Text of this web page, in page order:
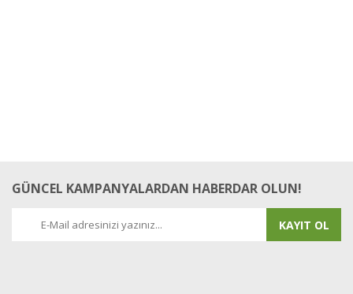
GÜNCEL KAMPANYALARDAN HABERDAR OLUN!
KAYIT OL